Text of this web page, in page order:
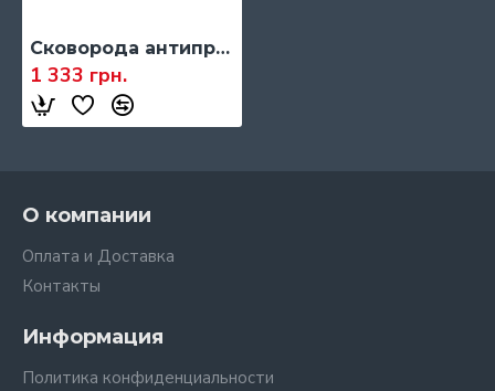
Сковорода антипригарная Maestro, 280 мм, с крышкой и ручкой (MR-4428)
1 333 грн.
О компании
Оплата и Доставка
Контакты
Информация
Политика конфиденциальности